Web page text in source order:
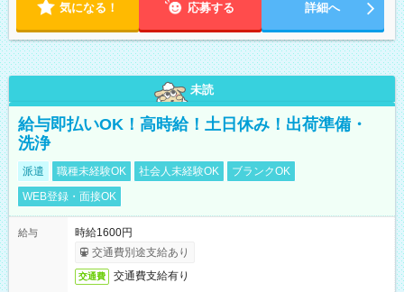
気になる！ 応募する 詳細へ
未読
給与即払いOK！高時給！土日休み！出荷準備・
洗浄
派遣 職種未経験OK 社会人未経験OK
ブランクOK
WEB登録・面接OK
給与
時給1600円
交通費別途支給あり
交通費 交通費支給有り